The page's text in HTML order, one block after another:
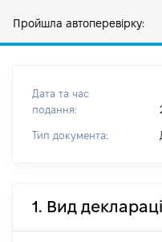
Пройшла автоперевірку:
Дата та час
подання:
Тип документа:
1. Вид